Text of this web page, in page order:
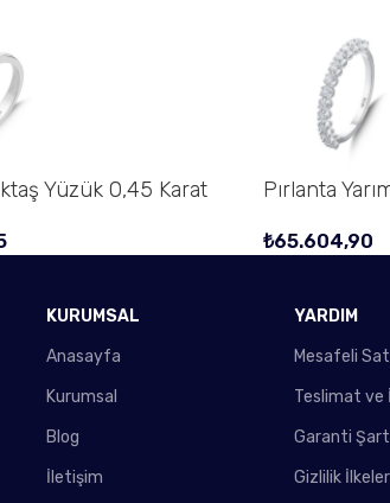
Yüzük 0,45 Karat Pırlanta
₺65.604,90
KURUMSAL
Anasayfa
Kurumsal
Blog
İletişim
YARDIM
Mesafeli
Teslimat ve
Garanti
Gizlilik